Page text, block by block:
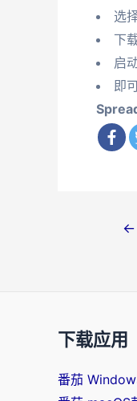
选
下
启
即
←
下载应用
番茄